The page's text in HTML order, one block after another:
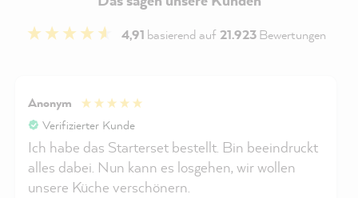
4,91 basierend auf 21.923Bewertungen
Anonym
Verifizierter Kunde
Ich habe das Starterset bestellt. Bin beeindruckt
alles dabei. Nun kann es losgehen, wir wollen
unsere Küche verschönern.